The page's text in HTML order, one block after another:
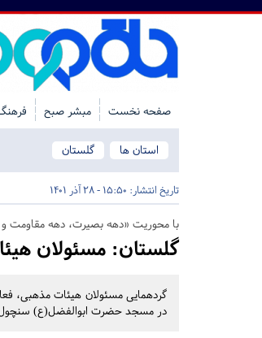
صفحه نخست مبشر صبح
استان ها گلستان
تاریخ انتشار: 15:50 - 28 آذر 1401
با محوریت «دهه بصیرت، دهه مقاومت و
گلستان: مسئولان
در مسجد حضرت ابوالفضل(ع) سنچول